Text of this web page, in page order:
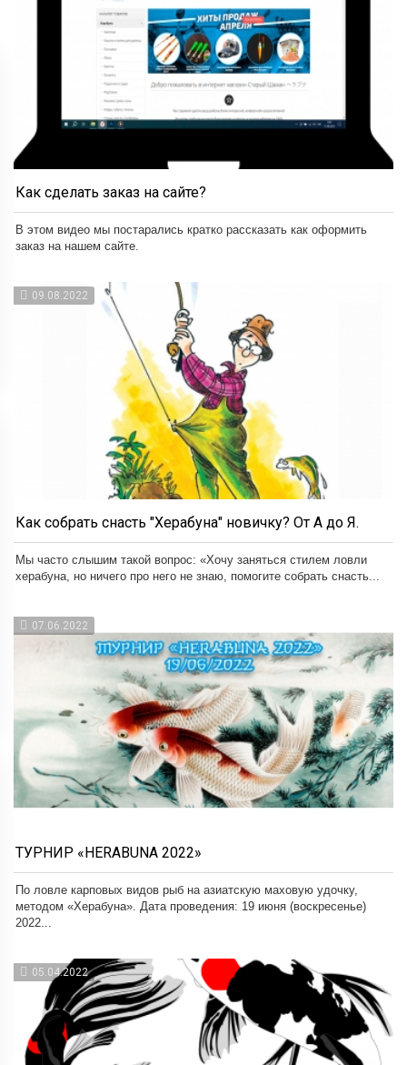
Как сделать заказ на сайте?
В этом видео мы постарались кратко рассказать как оформить
заказ на нашем сайте.
09.08.2022
Как собрать снасть "Херабуна" новичку? От А до Я.
Мы часто слышим такой вопрос: «Хочу заняться стилем ловли
херабуна, но ничего про него не знаю, помогите собрать снасть...
07.06.2022
ТУРНИР «HERABUNA 2022»
По ловле карповых видов рыб на азиатскую маховую удочку,
методом «Херабуна». Дата проведения: 19 июня (воскресенье)
2022...
05.04.2022